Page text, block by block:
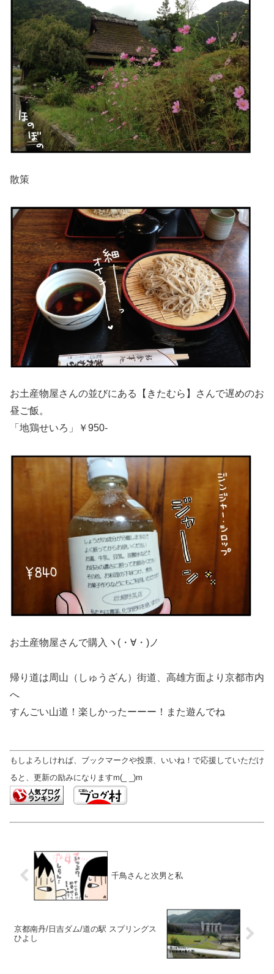
散策
お土産物屋さんの並びにある【きたむら】さんで遅めのお
昼ご飯。
「地鶏せいろ」￥950-
お土産物屋さんで購入ヽ(・∀・)ノ
帰り道は周山（しゅうざん）街道、高雄方面より京都市内
へ
すんごい山道！楽しかったーーー！また遊んでね
もしよろしければ、ブックマークや投票、いいね！で応援していただけ
ると、更新の励みになりますm(_ _)m
千鳥さんと次男と私
京都南丹/日吉ダム/道の駅 スプリングス
ひよし